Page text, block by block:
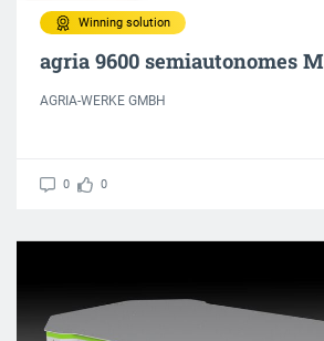
Winning solution
agria 9600 semiautonomes
AGRIA-WERKE GMBH
0 0